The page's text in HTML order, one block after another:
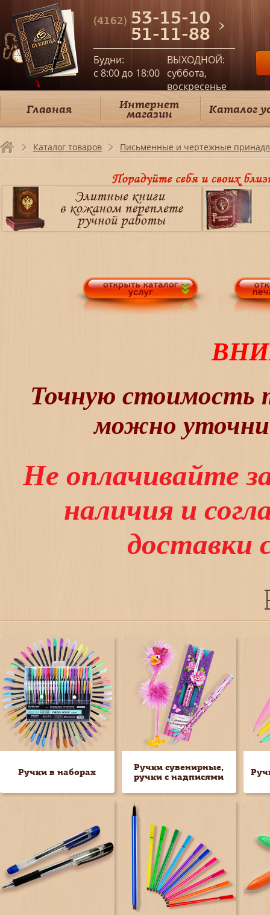
(4162) 53-15-10
51-11-88
Будни:
c 8:00 до 18:00
ВЫХОДНОЙ:
суббота,
воскресенье
Главная Интернет
магазин Каталог
Каталог товаров Письменные и чертежные
Точную стоимость
можно
Не оплачивайте
наличия и
доставки
Ручки в наборах
Ручки сувенирные,
ручки с надписями